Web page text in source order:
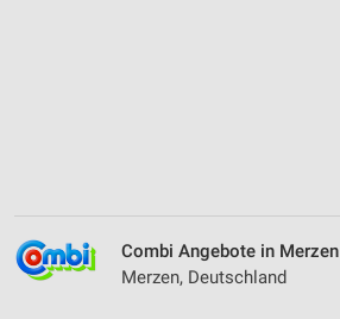
Combi Angebote in Merzen
Merzen, Deutschland